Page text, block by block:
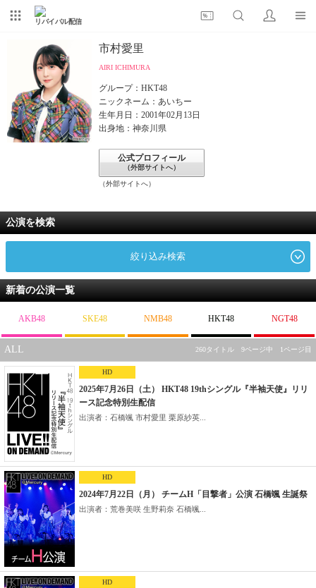
リバイバル配信
市村愛里
AIRI ICHIMURA
グループ：HKT48
ニックネーム：あいちー
生年月日：2001年02月13日
出身地：神奈川県
公式プロフィール
（外部サイトへ）
（外部サイトへ）
公演を検索
絞り込み検索
新着の公演一覧
AKB48 SKE48 NMB48 HKT48 NGT48
ALL 260タイトル 9ページ中 1ページ目
HD
2025年7月26日（土） HKT48 19thシングル『半袖天使』リリ
ース記念特別生配信
出演者：石橋颯 市村愛里 栗原紗英...
HD
2024年7月22日（月） チームH「目撃者」公演 石橋颯 生誕祭
出演者：荒巻美咲 生野莉奈 石橋颯...
HD